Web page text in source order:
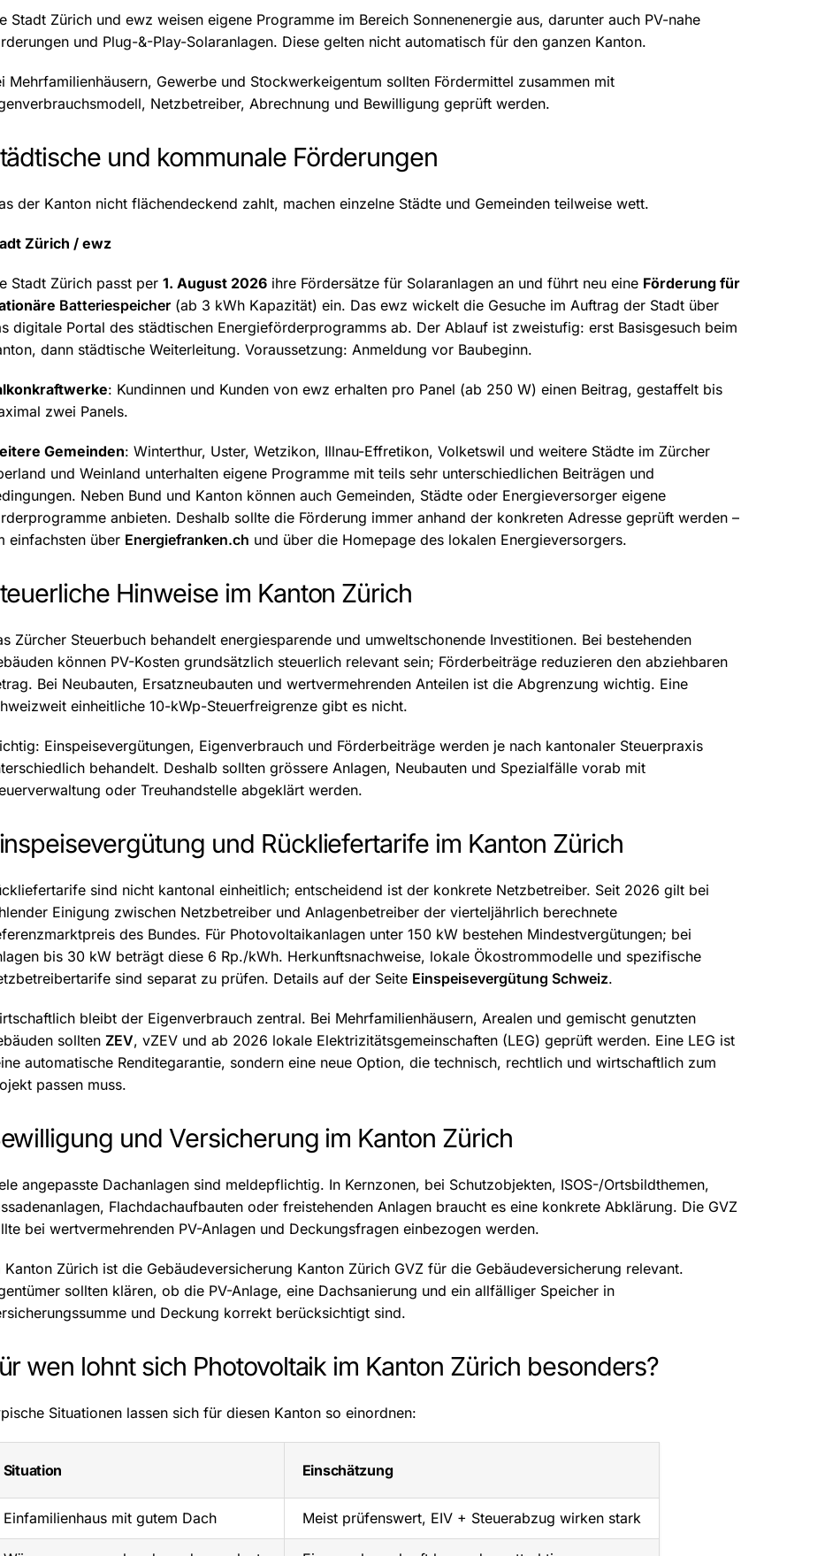
Stadt Zürich und ewz weisen eigene Programme im Bereich Sonnenenergie aus, darunter auch PV-nahe
und Plug-&-Play-Solaranlagen. Diese gelten nicht automatisch für den ganzen Kanton.
Mehrfamilienhäusern, Gewerbe und Stockwerkeigentum sollten Fördermittel zusammen mit
Netzbetreiber, Abrechnung und Bewilligung geprüft werden.
und kommunale Förderungen
der Kanton nicht flächendeckend zahlt, machen einzelne Städte und Gemeinden teilweise wett.
Zürich / ewz
Stadt Zürich passt per 1. August 2026ihre Fördersätze für Solaranlagen an und führt neu eine Förderung für
Batteriespeicher(ab 3 kWh Kapazität) ein. Das ewz wickelt die Gesuche im Auftrag der Stadt über
digitale Portal des städtischen Energieförderprogramms ab. Der Ablauf ist zweistufig: erst Basisgesuch beim
dann städtische Weiterleitung. Voraussetzung: Anmeldung vor Baubeginn.
: Kundinnen und Kunden von ewz erhalten pro Panel (ab 250 W) einen Beitrag, gestaffelt bis
zwei Panels.
Gemeinden: Winterthur, Uster, Wetzikon, Illnau-Effretikon, Volketswil und weitere Städte im Zürcher
und Weinland unterhalten eigene Programme mit teils sehr unterschiedlichen Beiträgen und
Neben Bund und Kanton können auch Gemeinden, Städte oder Energieversorger eigene
anbieten. Deshalb sollte die Förderung immer anhand der konkreten Adresse geprüft werden –
einfachsten über Energiefranken.ch und über die Homepage des lokalen Energieversorgers.
Hinweise im Kanton Zürich
Zürcher Steuerbuch behandelt energiesparende und umweltschonende Investitionen. Bei bestehenden
können PV-Kosten grundsätzlich steuerlich relevant sein; Förderbeiträge reduzieren den abziehbaren
Bei Neubauten, Ersatzneubauten und wertvermehrenden Anteilen ist die Abgrenzung wichtig. Eine
einheitliche 10-kWp-Steuerfreigrenze gibt es nicht.
Einspeisevergütungen, Eigenverbrauch und Förderbeiträge werden je nach kantonaler Steuerpraxis
behandelt. Deshalb sollten grössere Anlagen, Neubauten und Spezialfälle vorab mit
oder Treuhandstelle abgeklärt werden.
und Rückliefertarife im Kanton Zürich
sind nicht kantonal einheitlich; entscheidend ist der konkrete Netzbetreiber. Seit 2026 gilt bei
Einigung zwischen Netzbetreiber und Anlagenbetreiber der vierteljährlich berechnete
des Bundes. Für Photovoltaikanlagen unter 150 kW bestehen Mindestvergütungen; bei
bis 30 kW beträgt diese 6 Rp./kWh. Herkunftsnachweise, lokale Ökostrommodelle und spezifische
sind separat zu prüfen. Details auf der Seite Einspeisevergütung Schweiz.
bleibt der Eigenverbrauch zentral. Bei Mehrfamilienhäusern, Arealen und gemischt genutzten
sollten ZEV, vZEV und ab 2026 lokale Elektrizitätsgemeinschaften (LEG) geprüft werden. Eine LEG ist
automatische Renditegarantie, sondern eine neue Option, die technisch, rechtlich und wirtschaftlich zum
passen muss.
und Versicherung im Kanton Zürich
angepasste Dachanlagen sind meldepflichtig. In Kernzonen, bei Schutzobjekten, ISOS-/Ortsbildthemen,
Flachdachaufbauten oder freistehenden Anlagen braucht es eine konkrete Abklärung. Die GVZ
bei wertvermehrenden PV-Anlagen und Deckungsfragen einbezogen werden.
Kanton Zürich ist die Gebäudeversicherung Kanton Zürich GVZ für die Gebäudeversicherung relevant.
sollten klären, ob die PV-Anlage, eine Dachsanierung und ein allfälliger Speicher in
und Deckung korrekt berücksichtigt sind.
wen lohnt sich Photovoltaik im Kanton Zürich besonders?
Situationen lassen sich für diesen Kanton so einordnen:
Situation Einschätzung
Einfamilienhaus mit gutem Dach Meist prüfenswert, EIV + Steuerabzug wirken stark